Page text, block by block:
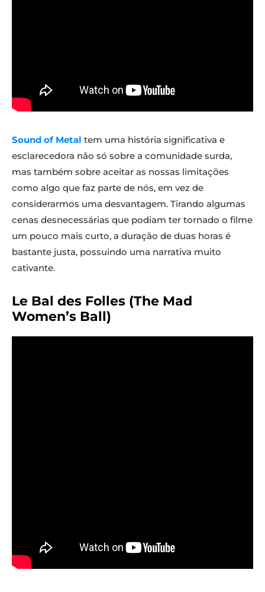
Sound of Metal tem uma história significativa e
esclarecedora não só sobre a comunidade surda,
mas também sobre aceitar as nossas limitações
como algo que faz parte de nós, em vez de
considerarmos uma desvantagem. Tirando algumas
cenas desnecessárias que podiam ter tornado o filme
um pouco mais curto, a duração de duas horas é
bastante justa, possuindo uma narrativa muito
cativante.
Le Bal des Folles (The Mad
Women’s Ball)